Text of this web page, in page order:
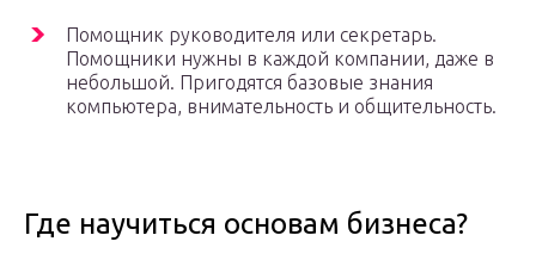
Помощник руководителя или секретарь.
Помощники нужны в каждой компании, даже в
небольшой. Пригодятся базовые знания
компьютера, внимательность и общительность.
Где научиться основам бизнеса?